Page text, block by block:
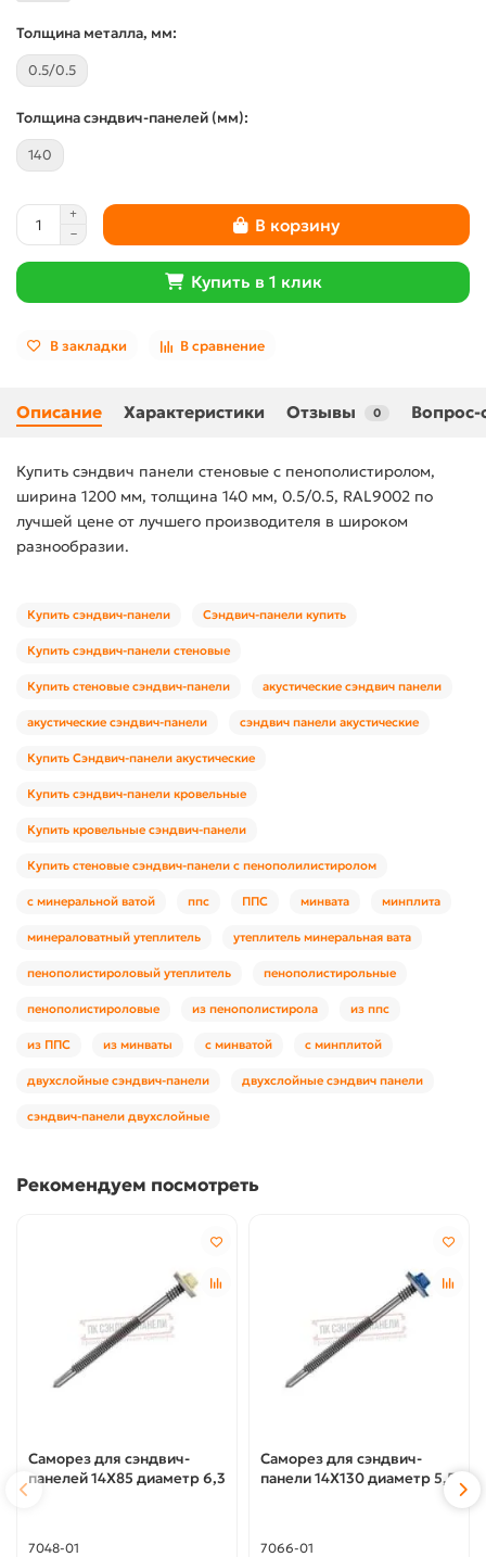
Толщина металла, мм:
0.5/0.5
Толщина сэндвич-панелей (мм):
140
В корзину
Купить в 1 клик
В закладки В сравнение
Описание Характеристики Отзывы 0 Вопрос-
Купить сэндвич панели стеновые с пенополистиролом,
ширина 1200 мм, толщина 140 мм, 0.5/0.5, RAL9002 по
лучшей цене от лучшего производителя в широком
разнообразии.
Купить сэндвич-панели Сэндвич-панели купить
Купить сэндвич-панели стеновые
Купить стеновые сэндвич-панели акустические сэндвич панели
акустические сэндвич-панели сэндвич панели акустические
Купить Сэндвич-панели акустические
Купить сэндвич-панели кровельные
Купить кровельные сэндвич-панели
Купить стеновые сэндвич-панели с пенополилистиролом
с минеральной ватой ппс ППС минвата минплита
минераловатный утеплитель утеплитель минеральная вата
пенополистироловый утеплитель пенополистирольные
пенополистироловые из пенополистирола из ппс
из ППС из минваты с минватой с минплитой
двухслойные сэндвич-панели двухслойные сэндвич панели
сэндвич-панели двухслойные
Рекомендуем посмотреть
Саморез для сэндвич-
панелей 14X85 диаметр 6,3
7048-01
Саморез для сэндвич-
панели 14X130 диаметр 5,5
7066-01